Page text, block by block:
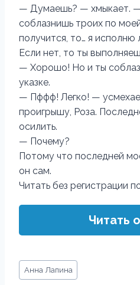
— Думаешь? — хмыкает.
соблазнишь троих по
получится, то… я
Если нет, то ты
— Хорошо! Но и ты
указке.
— Пффф! Легко! —
проигрышу, Роза.
осилить.
— Почему?
Потому что последней
он сам.
Читать без регистрации
Читать
Метки
записи:
Анна Лапина